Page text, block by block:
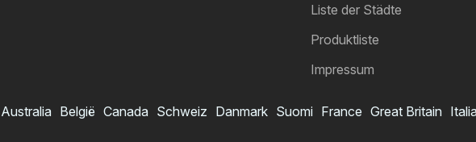
Liste der Städte
Produktliste
Impressum
Australia België Canada Schweiz Danmark Suomi France Great Britain